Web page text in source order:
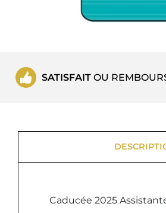
SATISFAITOU
Caducée 2025